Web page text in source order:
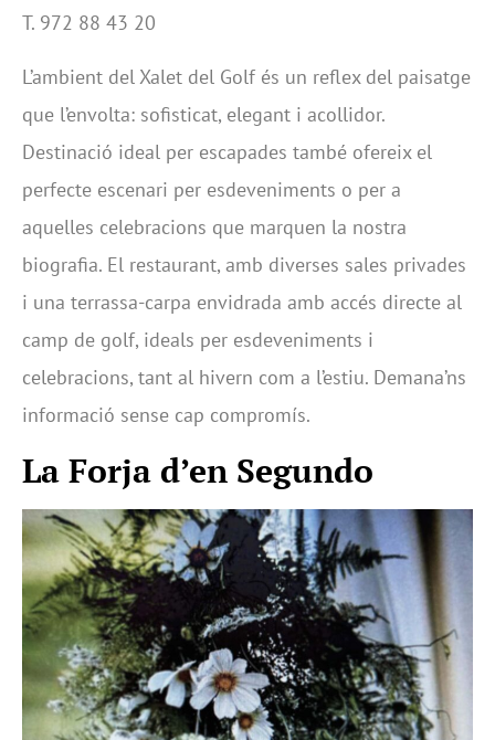
T. 972 88 43 20
L’ambient del Xalet del Golf és un reflex del paisatge
que l’envolta: sofisticat, elegant i acollidor.
Destinació ideal per escapades també ofereix el
perfecte escenari per esdeveniments o per a
aquelles celebracions que marquen la nostra
biografia. El restaurant, amb diverses sales privades
i una terrassa-carpa envidrada amb accés directe al
camp de golf, ideals per esdeveniments i
celebracions, tant al hivern com a l’estiu. Demana’ns
informació sense cap compromís.
La Forja d’en Segundo